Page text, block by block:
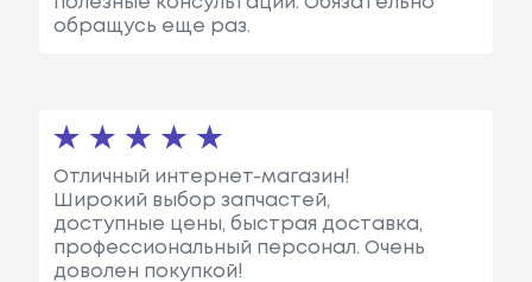
обращусь еще раз.
Отличный интернет-магазин!
Широкий выбор запчастей,
доступные цены, быстрая доставка,
профессиональный персонал. Очень
доволен покупкой!